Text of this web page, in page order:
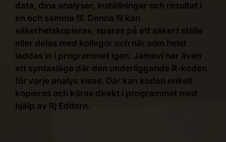
data, dina analyser, inställningar och resultat i
en och samma fil. Denna fil kan
säkerhetskopieras, sparas på ett säkert ställe
eller delas med kollegor och när som helst
laddas in i programmet igen. Jamovi har även
ett syntaxläge där den underliggande R-koden
för varje analys visas. Där kan koden enkelt
kopieras och köras direkt i programmet med
hjälp av Rj Editorn.